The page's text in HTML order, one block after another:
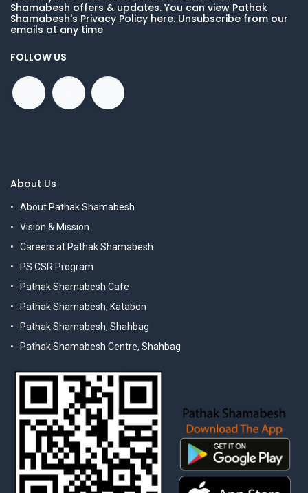
Shamabesh offers & updates. You can view Pathak
Shamabesh's Privacy Policy here. Unsubscribe from our
emails at any time
FOLLOW US
About Us
About Pathak Shamabesh
Vision & Mission
Careers at Pathak Shamabesh
PS CSR Program
Pathak Shamabesh Cafe
Pathak Shamabesh, Katabon
Pathak Shamabesh, Shahbag
Pathak Shamabesh Centre, Shahbag